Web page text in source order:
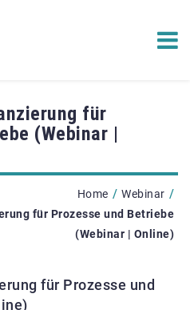
für
(Webinar |
Home / Webinar /
für Prozesse und Betriebe
(Webinar | Online)
für Prozesse und